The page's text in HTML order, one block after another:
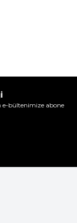
e-bültenimize abone